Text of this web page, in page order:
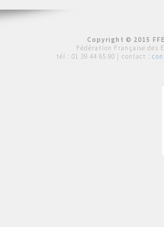
Copyright © 2015
Fédération Française des
tél : 01 39 44 65 80 | contact :